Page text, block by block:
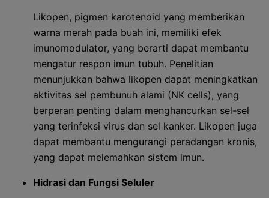
Likopen, pigmen karotenoid yang memberikan
warna merah pada buah ini, memiliki efek
imunomodulator, yang berarti dapat membantu
mengatur respon imun tubuh. Penelitian
menunjukkan bahwa likopen dapat meningkatkan
aktivitas sel pembunuh alami (NK cells), yang
berperan penting dalam menghancurkan sel-sel
yang terinfeksi virus dan sel kanker. Likopen juga
dapat membantu mengurangi peradangan kronis,
yang dapat melemahkan sistem imun.
Hidrasi dan Fungsi Seluler